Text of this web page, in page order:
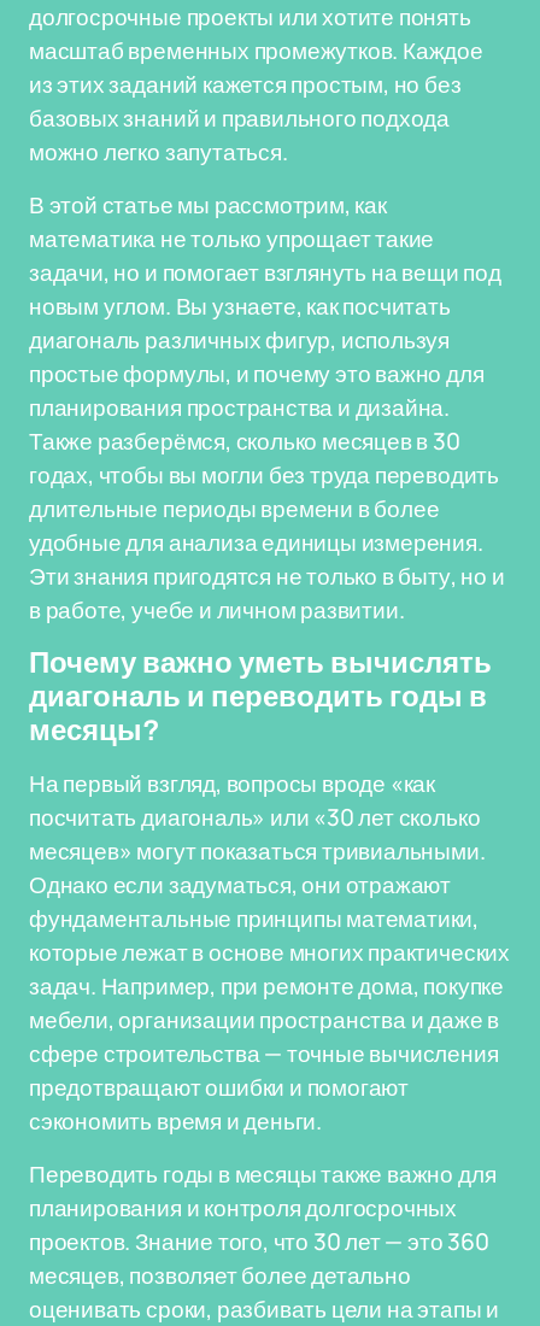
долгосрочные проекты или хотите понять
масштаб временных промежутков. Каждое
из этих заданий кажется простым, но без
базовых знаний и правильного подхода
можно легко запутаться.
В этой статье мы рассмотрим, как
математика не только упрощает такие
задачи, но и помогает взглянуть на вещи под
новым углом. Вы узнаете, как посчитать
диагональ различных фигур, используя
простые формулы, и почему это важно для
планирования пространства и дизайна.
Также разберёмся, сколько месяцев в 30
годах, чтобы вы могли без труда переводить
длительные периоды времени в более
удобные для анализа единицы измерения.
Эти знания пригодятся не только в быту, но и
в работе, учебе и личном развитии.
Почему важно уметь вычислять
диагональ и переводить годы в
месяцы?
На первый взгляд, вопросы вроде «как
посчитать диагональ» или «30 лет сколько
месяцев» могут показаться тривиальными.
Однако если задуматься, они отражают
фундаментальные принципы математики,
которые лежат в основе многих практических
задач. Например, при ремонте дома, покупке
мебели, организации пространства и даже в
сфере строительства — точные вычисления
предотвращают ошибки и помогают
сэкономить время и деньги.
Переводить годы в месяцы также важно для
планирования и контроля долгосрочных
проектов. Знание того, что 30 лет — это 360
месяцев, позволяет более детально
оценивать сроки, разбивать цели на этапы и